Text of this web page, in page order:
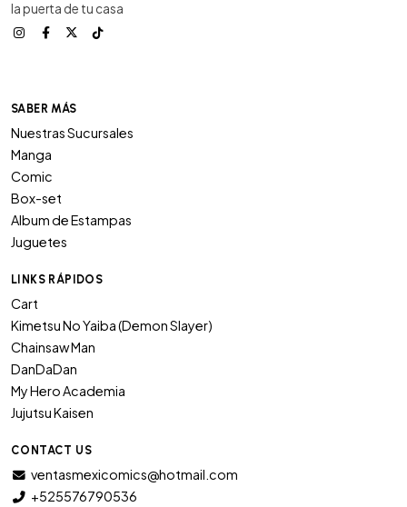
la puerta de tu casa
SABER MÁS
Nuestras Sucursales
Manga
Comic
Box-set
Album de Estampas
Juguetes
LINKS RÁPIDOS
Cart
Kimetsu No Yaiba (Demon Slayer)
Chainsaw Man
DanDaDan
My Hero Academia
Jujutsu Kaisen
CONTACT US
ventasmexicomics@hotmail.com
+525576790536